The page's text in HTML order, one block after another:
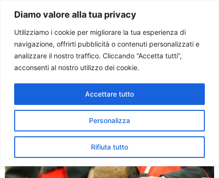
Diamo valore alla tua privacy
Utilizziamo i cookie per migliorare la tua esperienza di
navigazione, offrirti pubblicità o contenuti personalizzati e
analizzare il nostro traffico. Cliccando “Accetta tutti”,
acconsenti al nostro utilizzo dei cookie.
Personalizza
Rifiuta tutto
Accettare tutto
Paolo Ondarza
Tag:india
Sinodo. Matrimoni misti.
Questione cruciale in Asia.
Intervista al card. Gracias